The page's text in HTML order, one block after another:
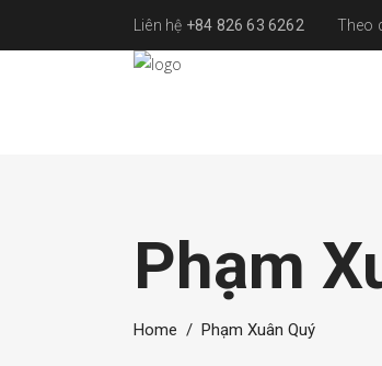
Liên hệ +84 826 63 6262 Theo
Phạm
Home / Phạm Xuân Quý